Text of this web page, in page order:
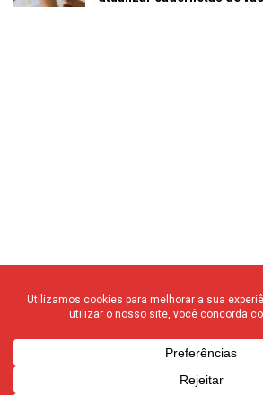
© 2020 F3 Notícias – Todos os direitos